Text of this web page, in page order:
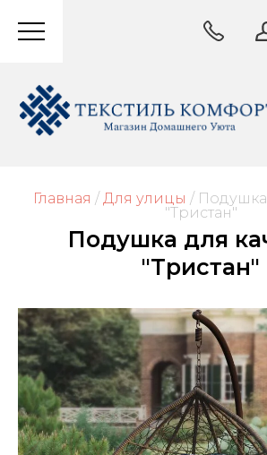
Главная / Для улицы /
"Тристан"
Подушка для
"Тристан"